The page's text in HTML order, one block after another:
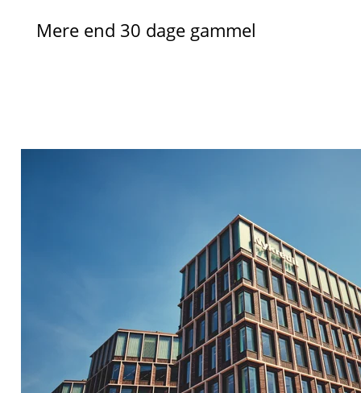
Mere end 30 dage gammel